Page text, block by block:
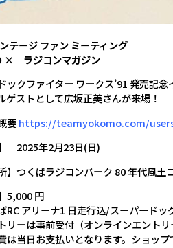
テージ ファン ミーティング
× ラジコンマガジン
ックファイター ワークス’91 発売記念
ゲストとして広坂正美さんが来場！
要https://teamyokomo.com/
】 2025年2月23日(日)
所】つくばラジコンパーク 80 年代
5,000 円
アリーナ1 日走行込/スーパードッ
リーは事前受付（オンラインエント
は当日お支払いとなります。ショッ